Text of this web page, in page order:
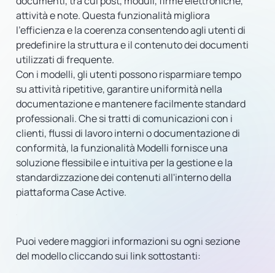
attività e note. Questa funzionalità migliora
l'efficienza e la coerenza consentendo agli utenti di
predefinire la struttura e il contenuto dei documenti
utilizzati di frequente.
Con i modelli, gli utenti possono risparmiare tempo
su attività ripetitive, garantire uniformità nella
documentazione e mantenere facilmente standard
professionali. Che si tratti di comunicazioni con i
clienti, flussi di lavoro interni o documentazione di
conformità, la funzionalità Modelli fornisce una
soluzione flessibile e intuitiva per la gestione e la
standardizzazione dei contenuti all'interno della
piattaforma Case Active.
Puoi vedere maggiori informazioni su ogni sezione
del modello cliccando sui link sottostanti: